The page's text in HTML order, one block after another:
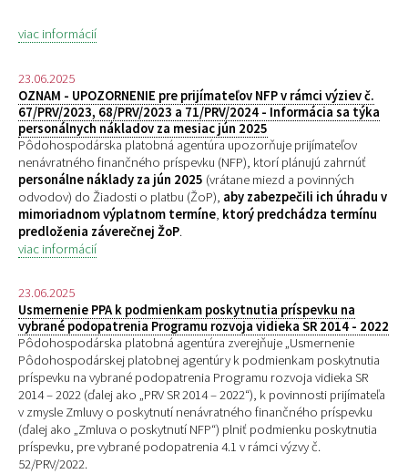
viac informácií
23.06.2025
OZNAM - UPOZORNENIE pre prijímateľov NFP v rámci výziev č.
67/PRV/2023, 68/PRV/2023 a 71/PRV/2024 - Informácia sa týka
personálnych nákladov za mesiac jún 2025
Pôdohospodárska platobná agentúra upozorňuje prijímateľov
nenávratného finančného príspevku (NFP), ktorí plánujú zahrnúť
personálne náklady za jún 2025 (vrátane miezd a povinných
odvodov) do Žiadosti o platbu (ŽoP), aby zabezpečili ich úhradu v
mimoriadnom výplatnom termíne, ktorý predchádza termínu
predloženia záverečnej ŽoP.
viac informácií
23.06.2025
Usmernenie PPA k podmienkam poskytnutia príspevku na
vybrané podopatrenia Programu rozvoja vidieka SR 2014 - 2022
Pôdohospodárska platobná agentúra zverejňuje „Usmernenie
Pôdohospodárskej platobnej agentúry k podmienkam poskytnutia
príspevku na vybrané podopatrenia Programu rozvoja vidieka SR
2014 – 2022 (ďalej ako „PRV SR 2014 – 2022“), k povinnosti prijímateľa
v zmysle Zmluvy o poskytnutí nenávratného finančného príspevku
(ďalej ako „Zmluva o poskytnutí NFP“) plniť podmienku poskytnutia
príspevku, prevybrané podopatrenia 4.1 v rámci výzvy č.
52/PRV/2022.